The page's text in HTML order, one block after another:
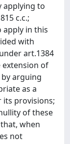
applying to
c.c.;
apply in this
with
art.1384
extension of
arguing
as a
provisions;
of these
when
not